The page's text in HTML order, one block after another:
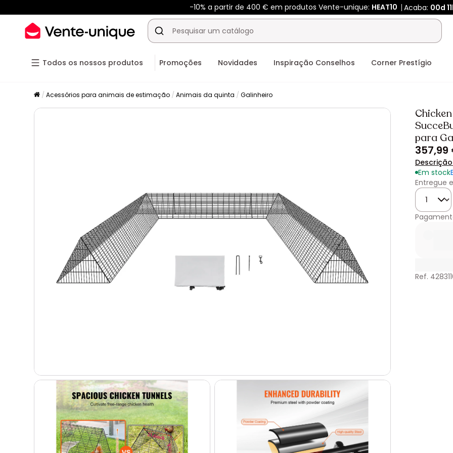
-10% a partir de 400 € em produtos Vente-unique: HEAT10 Acaba: 00d
Todos os nossos produtos Promoções Novidades Inspiração Conselhos Corner Prestígio
Acessórios para animais de estimação Animais da quinta Galinheiro
para
357,99
Descrição
Em stock
Entregue
Ref.